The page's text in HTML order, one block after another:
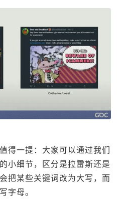
得一提：大家可以通过我们
小细节，区分是拉雷斯还是
把某些关键词改为大写，而
字母。